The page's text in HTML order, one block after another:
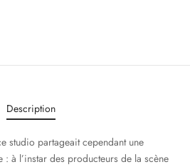
Description
studio partageait cependant une
à l’instar des producteurs de la scène